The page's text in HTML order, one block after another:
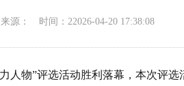
来源： 时间：22026-04-20 17:38:08
人物”评选活动胜利落幕，本次评